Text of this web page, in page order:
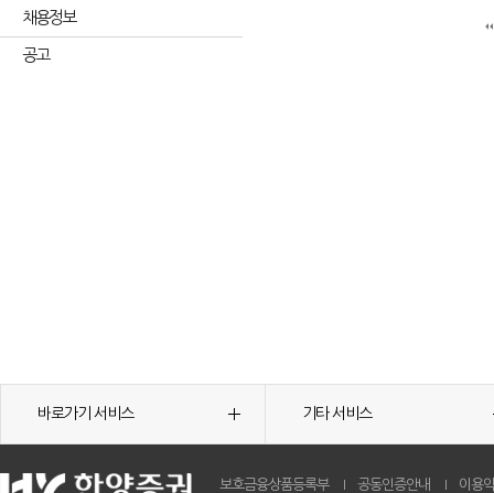
채용정보
공고
바로가기 서비스 기타 서비스
보호금융상품등록부 공동인증안내 이용